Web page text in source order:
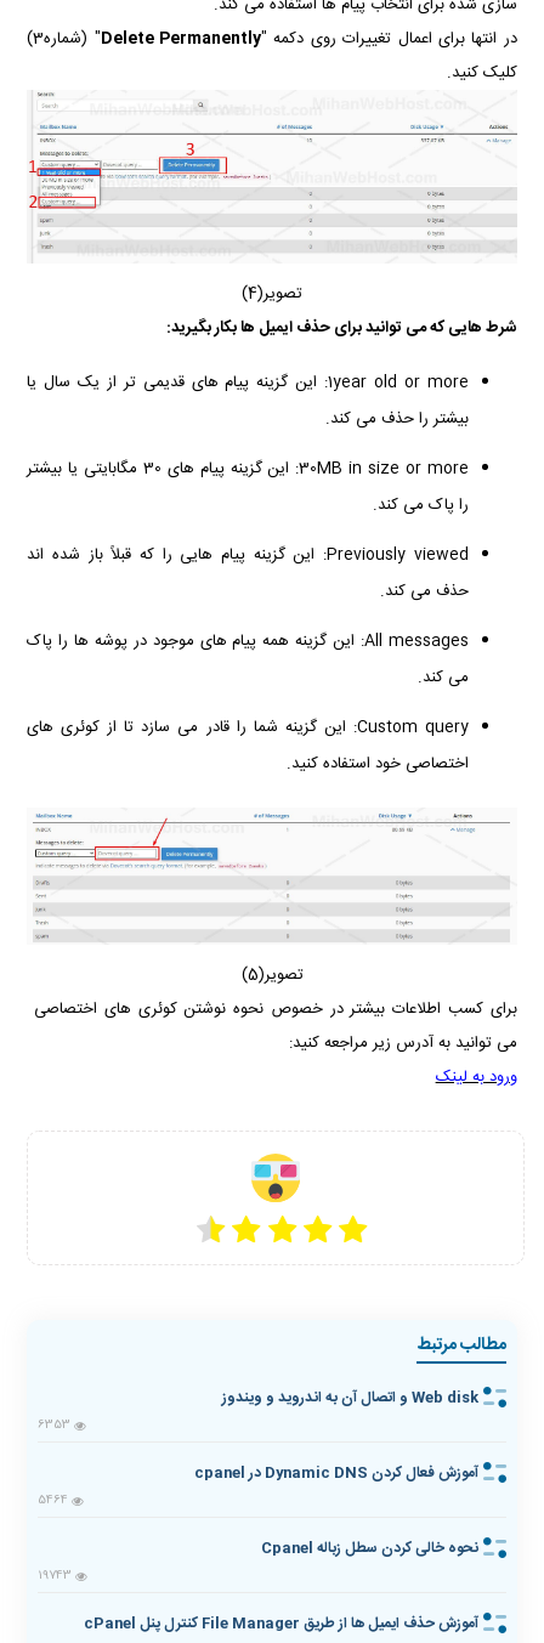
مطالب مرتبط
Web disk و اتصال آن به اندروید و ویندوز
6353
آموزش فعال کردن Dynamic DNS در cpanel
5464
نحوه خالی کردن سطل زباله Cpanel
19743
آموزش حذف ایمیل ها از طریق File Manager کنترل پنل cPanel
در انتها برای اعمال تغییرات روی دکمه "Delete Permanently
" (شماره3)
کلیک کنید.
تصویر(4)
شرط هایی که می توانید برای حذف ایمیل ها بکار بگیرید:
1year old or more: این گزینه پیام های قدیمی تر از یک سال یا
بیشتر را حذف می کند.
30MB in size or more: این گزینه پیام های 30 مگابایتی یا بیشتر
را پاک می کند.
Previously viewed: این گزینه پیام هایی را که قبلاً باز شده اند
حذف می کند.
All messages: این گزینه همه پیام های موجود در پوشه ها را پاک
می کند.
Custom query: این گزینه شما را قادر می سازد تا از کوئری های
اختصاصی خود استفاده کنید.
تصویر(5)
برای کسب اطلاعات بیشتر در خصوص نحوه نوشتنکوئری های اختصاصی
می توانید به آدرس زیر مراجعه کنید:
ورود به لینک